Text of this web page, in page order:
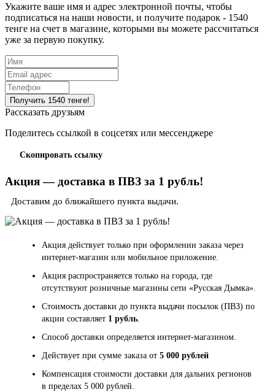
Укажите ваше имя и адрес электронной почты, чтобы
подписаться на наши новости, и получите подарок - 1540
тенге на счет в магазине, которыми вы можете рассчитаться
уже за первую покупку.
Рассказать друзьям
Поделитесь ссылкой в соцсетях или мессенджере
Скопировать ссылку
Акция — доставка в ПВЗ за 1 рубль!
Доставим до ближайшего пункта выдачи.
Акция действует только при оформлении заказа через
интернет-магазин или мобильное приложение.
Акция распространяется только на города, где
отсутствуют розничные магазины сети «Русская Дымка».
Стоимость доставки до пункта выдачи посылок (ПВЗ) по
акции составляет 1 рубль
Способ доставки определяется интернет-магазином.
Действует при сумме заказа от 5 000 рублей
Компенсация стоимости доставки для дальних регионов
в пределах 5 000 рублей.